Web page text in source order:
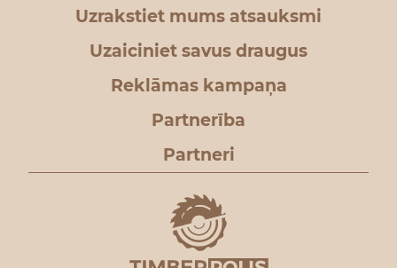
Uzrakstiet mums atsauksmi
Uzaiciniet savus draugus
Reklāmas kampaņa
Partnerība
Partneri